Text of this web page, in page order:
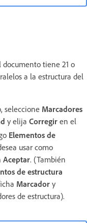
documento tiene 21 o
a la estructura del
seleccione Marcadores
y elija Corregir en el
Elementos de
usar como
Aceptar. (También
de estructura
Marcador y
de estructura).